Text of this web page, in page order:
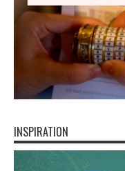
INSPIRATION